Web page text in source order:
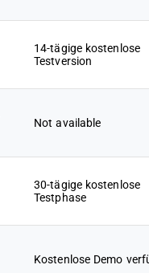
14-tägige kostenlose
Testversion
Not available
30-tägige kostenlose
Testphase
Kostenlose Demo